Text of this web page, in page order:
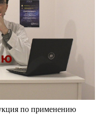
по применению